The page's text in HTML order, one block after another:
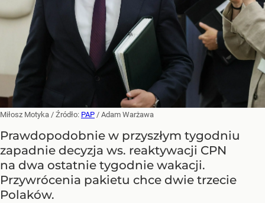
Miłosz Motyka / Źródło: PAP / Adam Warżawa
Prawdopodobnie w przyszłym tygodniu
zapadnie decyzja ws. reaktywacji CPN
na dwa ostatnie tygodnie wakacji.
Przywrócenia pakietu chce dwie trzecie
Polaków.